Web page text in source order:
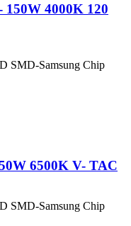
4000K 120
Samsung Chip
6500K V- TAC
Samsung Chip